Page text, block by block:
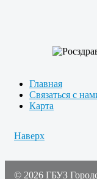
Главная
Связаться с
Карта
Наверх
© 2026 ГБУЗ